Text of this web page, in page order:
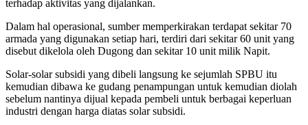
terhadap aktivitas yang dijalankan.
Dalam hal operasional, sumber memperkirakan terdapat sekitar 70
armada yang digunakan setiap hari, terdiri dari sekitar 60 unit yang
disebut dikelola oleh Dugong dan sekitar 10 unit milik Napit.
Solar-solar subsidi yang dibeli langsung ke sejumlah SPBU itu
kemudian dibawa ke gudang penampungan untuk kemudian diolah
sebelum nantinya dijual kepada pembeli untuk berbagai keperluan
industri dengan harga diatas solar subsidi.